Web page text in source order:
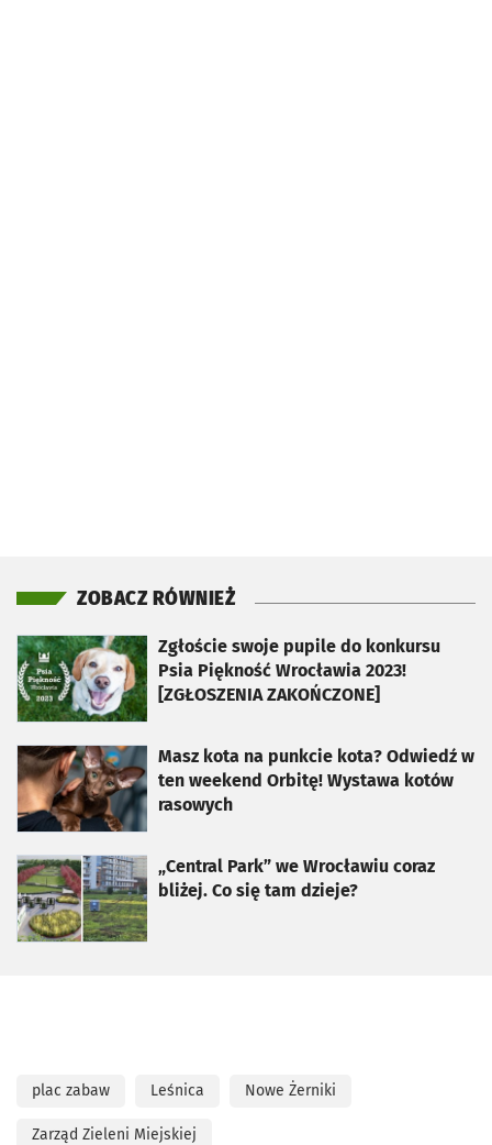
ZOBACZ RÓWNIEŻ
Zgłoście swoje pupile do konkursu
Psia Piękność Wrocławia 2023!
[ZGŁOSZENIA ZAKOŃCZONE]
otworzy się w nowej karcie
Masz kota na punkcie kota? Odwiedź w
ten weekend Orbitę! Wystawa kotów
rasowych
otworzy się w nowej karcie
„Central Park” we Wrocławiu coraz
bliżej. Co się tam dzieje?
otworzy się w nowej karcie
plac zabaw Leśnica Nowe Żerniki
Zarząd Zieleni Miejskiej